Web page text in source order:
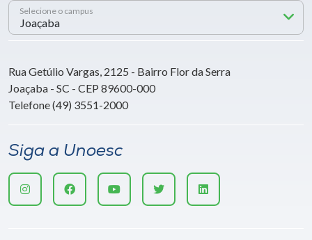
Selecione o campus
Rua Getúlio Vargas, 2125 - Bairro Flor da Serra
Joaçaba - SC - CEP 89600-000
Telefone (49) 3551-2000
Siga a Unoesc